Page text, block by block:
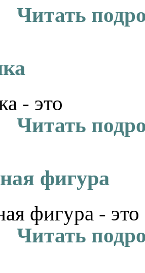
Читать
- это
Читать
фигура
фигура - это
Читать